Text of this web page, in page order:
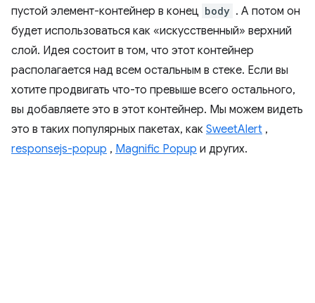
пустой элемент-контейнер в конец body . А потом он
будет использоваться как «искусственный» верхний
слой. Идея состоит в том, что этот контейнер
располагается над всем остальным в стеке. Если вы
хотите продвигать что-то превыше всего остального,
вы добавляете это в этот контейнер. Мы можем видеть
это в таких популярных пакетах, как SweetAlert ,
responsejs-popup , Magnific Popup и других.